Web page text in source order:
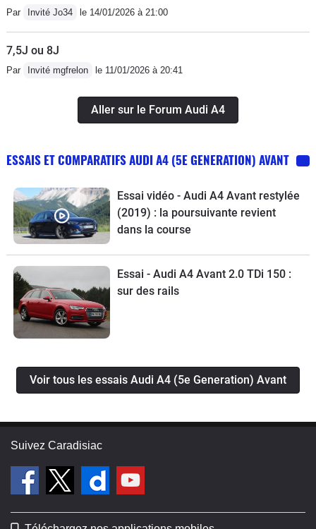
Par Invité Jo34 le 14/01/2026 à 21:00
7,5J ou 8J
Par Invité mgfrelon le 11/01/2026 à 20:41
Aller sur le Forum Audi A4
ESSAIS ET COMPARATIFS AUDI A4 (5E GENERATION) AVANT
Essai vidéo - Audi A4 Avant restylée
(2019) : la poursuivante revient
dans la course
Essai - Audi A4 Avant 2.0 TDi 150 :
sur des rails
Voir tous les essais Audi A4 (5e Generation) Avant
Suivez Caradisiac